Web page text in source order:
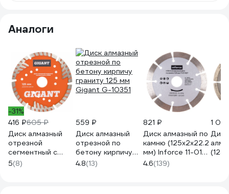
Аналоги
-31%
416 ₽605 ₽
Диск алмазный
отрезной
сегментный с
защитными сект,
125x22,2 мм сухая
5(8)
559 ₽
Диск алмазный
отрезной по
бетону кирпичу
граниту 125 мм
Gigant G-10351
4.8(13)
821 ₽
Диск алмазный по
камню (125х2x22.2
мм) Inforce 11-01-
027
4.6(139)
1